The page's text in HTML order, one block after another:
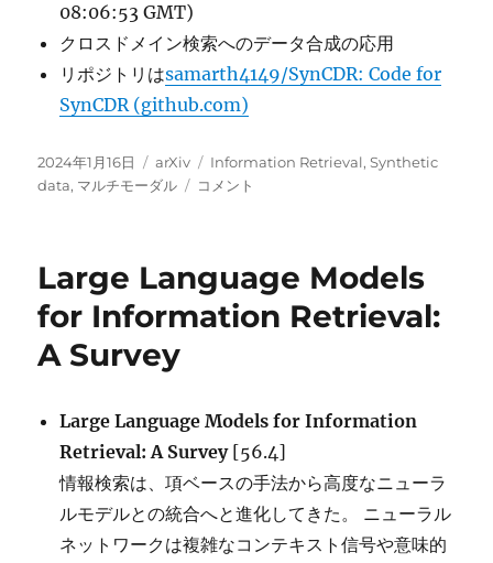
08:06:53 GMT)
クロスドメイン検索へのデータ合成の応用
リポジトリはsamarth4149/SynCDR: Code for
SynCDR (github.com)
投
稿
2024年1月16日
カ
テ
arXiv
タ
グ
Information Retrieval,Synthetic
data, マルチモーダル
SynCDR
コメント
Large Language Models
for Information Retrieval:
A Survey
Large Language Models for Information
Retrieval: A Survey [56.4]
情報検索は、項ベースの手法から高度なニューラ
ルモデルとの統合へと進化してきた。 ニューラル
ネットワークは複雑なコンテキスト信号や意味的